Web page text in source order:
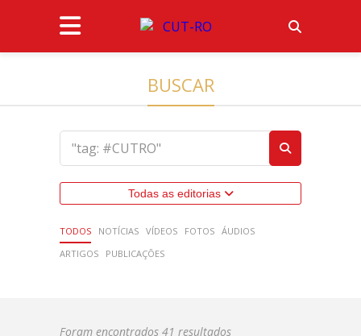
BUSCAR
Todas as editorias
TODOS NOTÍCIAS VÍDEOS FOTOS ÁUDIOS
ARTIGOS
PUBLICAÇÕES
Foram encontrados 41 resultados